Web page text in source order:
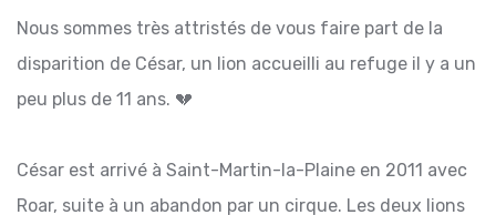
Nous sommes très attristés de vous faire part de la
disparition de César, un lion accueilli au refuge il y a un
peu plus de 11 ans. 💔
César est arrivé à Saint-Martin-la-Plaine en 2011 avec
Roar, suite à un abandon par un cirque. Les deux lions